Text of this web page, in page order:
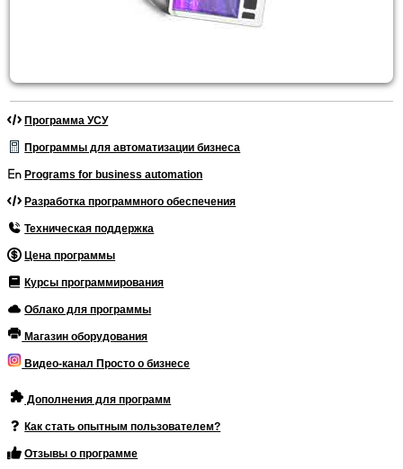
Программа УСУ
Программы для автоматизации бизнеса
Programs for business automation
Разработка программного обеспечения
Техническая поддержка
Цена программы
Курсы программирования
Облако для программы
Магазин оборудования
Видео-канал Просто о бизнесе
Дополнения для программ
Как стать опытным пользователем?
Отзывы о программе